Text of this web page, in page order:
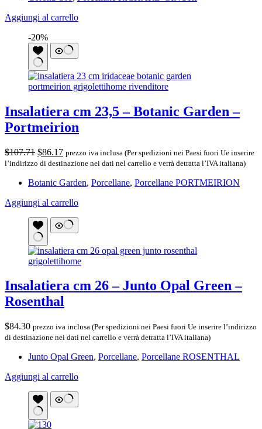
Aggiungi al carrello
-20%
Insalatiera cm 23,5 – Botanic Garden –
Portmeirion
$107.71 Il
prezzo
era:
$86.17Il
prezzo
è:
prezzo iva inclusa (Per spedizioni nei Paesi fuori Ue inserire
l’indirizzo di destinazione nei dati nel carrello e verrà detratta l’IVA italiana)
Botanic Garden, Porcellane, Porcellane PORTMEIRION
Aggiungi al carrello
Insalatiera cm 26 – Junto Opal Green –
Rosenthal
$84.30 prezzo iva inclusa (Per spedizioni nei Paesi fuori Ue inserire l’indirizzo
di destinazione nei dati nel carrello e verrà detratta l’IVA italiana)
Junto Opal Green, Porcellane, Porcellane ROSENTHAL
Aggiungi al carrello